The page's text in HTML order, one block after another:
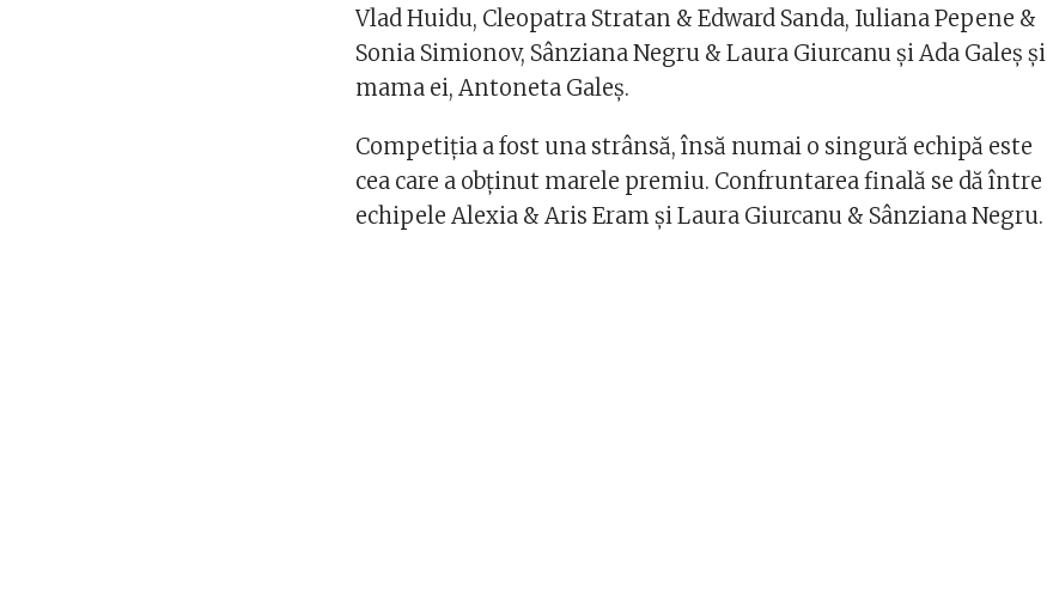
Vlad Huidu, Cleopatra Stratan & Edward Sanda, Iuliana Pepene &
Sonia Simionov, Sânziana Negru & Laura Giurcanu și Ada Galeș și
mama ei, Antoneta Galeș.
Competiția a fost una strânsă, însă numai o singură echipă este
cea care a obținut marele premiu. Confruntarea finală se dă între
echipele Alexia & Aris Eram și Laura Giurcanu & Sânziana Negru.